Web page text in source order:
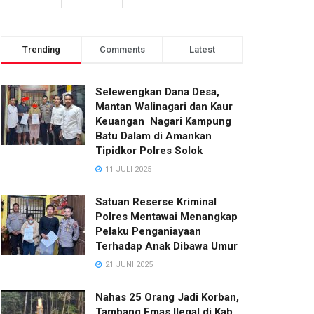
Trending Comments Latest
Selewengkan Dana Desa,
Mantan Walinagari dan Kaur
Keuangan Nagari Kampung
Batu Dalam di Amankan
Tipidkor Polres Solok
11 JULI 2025
Satuan Reserse Kriminal
Polres Mentawai Menangkap
Pelaku Penganiayaan
Terhadap Anak Dibawa Umur
21 JUNI 2025
Nahas 25 Orang Jadi Korban,